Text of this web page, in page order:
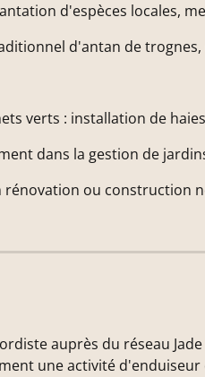
d'espèces locales,
d'antan de trognes,
verts : installation de
dans la gestion de
rénovation ou construction
auprès du réseau
une activité d'enduiseur